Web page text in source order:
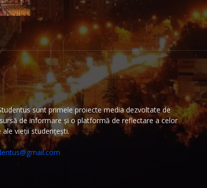
sunt primele proiecte media dezvoltate de
de informare și o platformă de reflectare a celor
vieții studențești.